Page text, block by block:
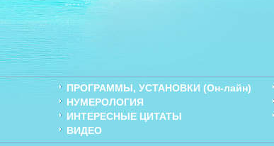
ПРОГРАММЫ, УСТАНОВКИ (Он-лайн)
НУМЕРОЛОГИЯ
ИНТЕРЕСНЫЕ ЦИТАТЫ
ВИДЕО